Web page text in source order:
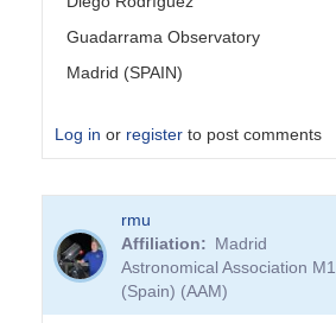
Guadarrama Observatory
Madrid (SPAIN)
Log in or register to post comments
rmu
Affiliation
Madrid
Astronomical Association M1
(Spain) (AAM)